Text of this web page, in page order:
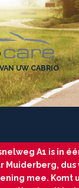
UW CABRIO
A1 is in
Muiderberg, dus
mee. Komt